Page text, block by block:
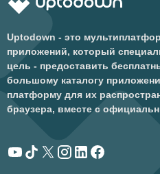
Uptodown - это
приложений, который
цель - предоставить
большому каталогу
платформу для их
браузера, вместе с